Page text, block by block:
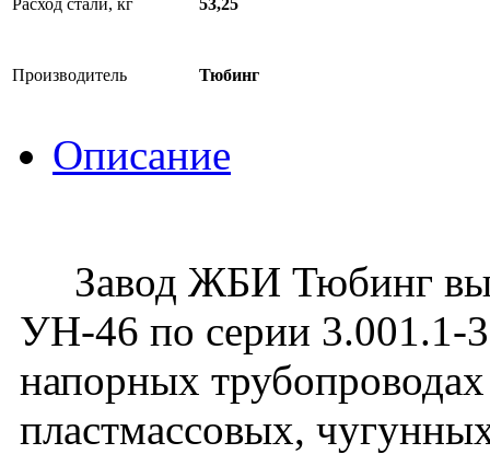
Расход стали, кг 53,25
Производитель Тюбинг
Описание
Завод ЖБИ Тюбинг
УН-46 по серии 3.001.1-
напорных
пластмассовых,